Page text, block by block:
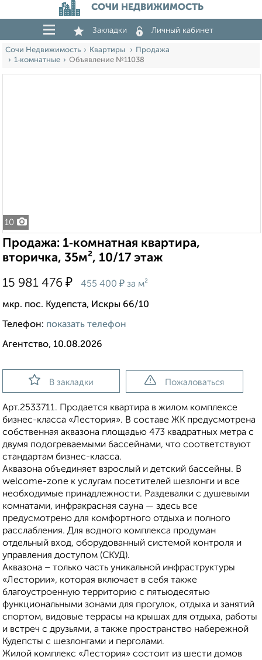
СОЧИ НЕДВИЖИМОСТЬ
Закладки Личный кабинет
Сочи Недвижимость Квартиры
Продажа
1‑комнатные
Объявление №11038
10
Продажа: 1‑комнатная квартира,
вторичка, 35м², 10/17 этаж
15 981 476 ₽ 455 400 ₽ за м²
мкр. пос. Кудепста, Искры 66/10
Телефон: показать телефон
Агентство, 10.08.2026
В закладки Пожаловаться
Apт.2533711. Продается квартира в жилом комплексе
бизнес-класса «Лестория». В составе ЖК предусмотрена
собственная аквазона площадью 473 квадратных метра с
двумя подогреваемыми бассейнами, что соответствуют
стандартам бизнес-класса.
Аквазона объединяет взрослый и детский бассейны. В
welcome-zone к услугам посетителей шезлонги и все
необходимые принадлежности. Раздевалки с душевыми
комнатами, инфракрасная сауна — здесь все
предусмотрено для комфортного отдыха и полного
расслабления. Для водного комплекса продуман
отдельный вход, оборудованный системой контроля и
управления доступом (СКУД).
Аквазона – только часть уникальной инфраструктуры
«Лестории», которая включает в себя также
благоустроенную территорию с пятьюдесятью
функциональными зонами для прогулок, отдыха и занятий
спортом, видовые террасы на крышах для отдыха, работы
и встреч с друзьями, а также пространство набережной
Кудепсты с шезлонгами и перголами.
Жилой комплекс «Лестория» состоит из шести домов